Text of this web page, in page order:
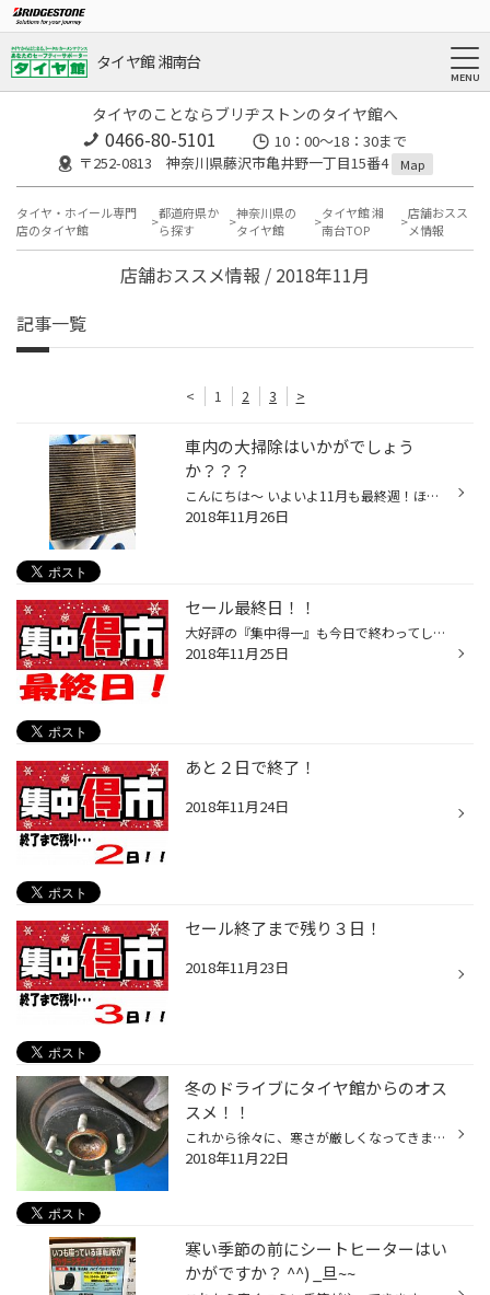
タイヤ館 湘南台
タイヤのことならブリヂストンのタイヤ館へ
0466-80-5101
10：00～18：30まで
〒252-0813 神奈川県藤沢市亀井野一丁目15番4
Map
タイヤ・ホイール専門
店のタイヤ館
都道府県か
ら探す
神奈川県の
タイヤ館
タイヤ館 湘
南台TOP
店舗おスス
メ情報
店舗おススメ情報 / 2018年11月
記事一覧
< 1 2 3 >
車内の大掃除はいかがでしょう
か？？？
こんにちは～ いよいよ11月も最終週！ほんのすこ～し年末を意識してきませんか？？？ なので今週オススメしたいのは車内の大掃除!!! これは車のエアコンフィルターです！ホコリやごみがビッシリついていて これでは車内にも嫌～な空気が入り、臭いも気になります((+_+)) 新品のエアコンフィルターに...
2018年11月26日
セール最終日！！
大好評の『集中得一』も今日で終わってしまいます。 スタッドレスや夏用タイヤを検討している方はお早めに！！
2018年11月25日
あと２日で終了！
2018年11月24日
セール終了まで残り３日！
2018年11月23日
冬のドライブにタイヤ館からのオス
スメ！！
これから徐々に、寒さが厳しくなってきますよね？ 寒くなると、道路に凍結防止剤が散布されます。 凍結防止剤の成分は「塩化ナトリウム」や「塩化カルシウム」が主成分になります。 塩の成分を含んでいるので、そのまま放置してしまうと、大事な車が『サビ』だらけになってしまいます。 タイヤ館で...
2018年11月22日
寒い季節の前にシートヒーターはい
かがですか？ ^^) _旦~~